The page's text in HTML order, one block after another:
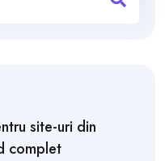
site-uri din
complet